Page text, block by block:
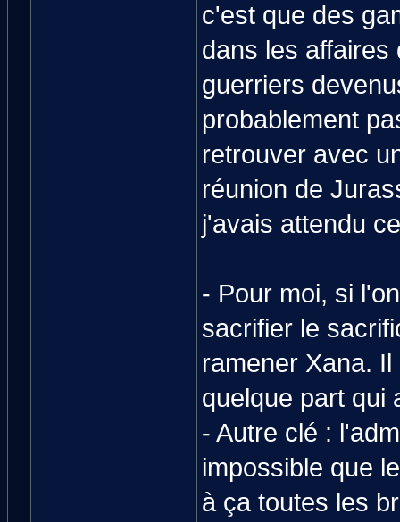
c'est que des
dans les affaires
guerriers
probablement
retrouver avec
réunion de
j'avais attendu
- Pour moi, si
sacrifier le
ramener Xana.
quelque part qui
- Autre clé :
impossible que
à ça toutes les